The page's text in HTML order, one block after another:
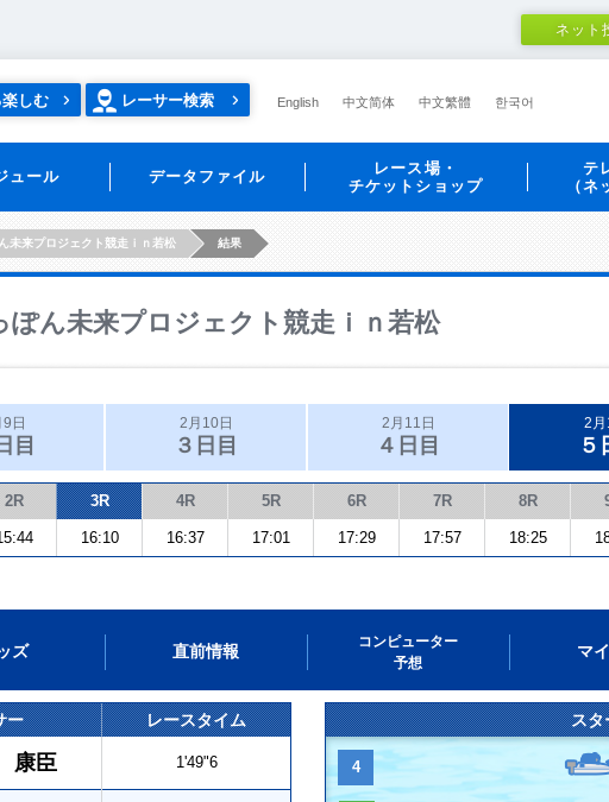
ネット
しむ レーサー検索 English 中文简体 中文繁體 한국어
ュール データファイル
レース場・
チケットショップ
テ
（ネ
未来プロジェクト競走ｉｎ若松 結果
ぽん未来プロジェクト競走ｉｎ若松
日
目
2月10日
３日目
2月11日
４日目
2月
５
2R 3R 4R 5R 6R 7R 8R
16:10 16:37 17:01 17:29 17:57 18:25
ズ 直前情報
コンピューター
予想
マ
ー レースタイム
臣 1'49"6
スタ
4